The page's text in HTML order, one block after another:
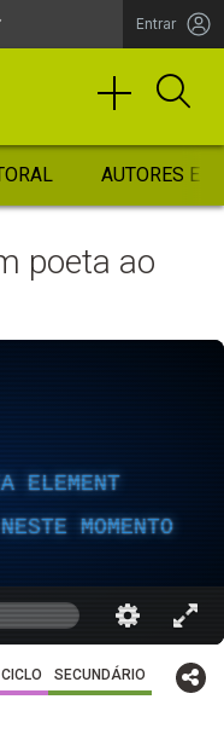
Entrar
AUTORES
poeta ao
ELEMENT
MOMENTO
SECUNDÁRIO